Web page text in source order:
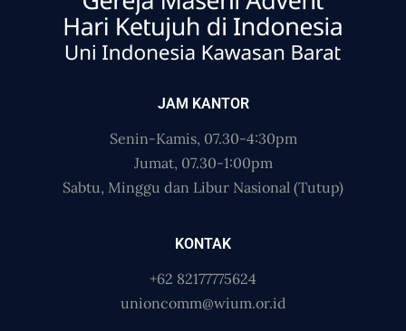
JAM KANTOR
Senin-Kamis, 07.30-4:30pm
Jumat, 07.30-1:00pm
Sabtu, Minggu dan Libur Nasional (Tutup)
KONTAK
+62 82177775624
unioncomm@wium.or.id